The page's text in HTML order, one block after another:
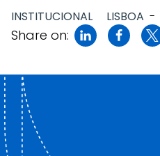
INSTITUCIONAL LISBOA -
Share on: